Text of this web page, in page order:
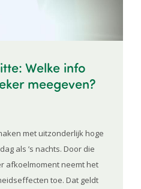
Welke info
meegeven?
met uitzonderlijk hoge
als ’s nachts. Door die
afkoelmoment neemt het
toe. Dat geldt